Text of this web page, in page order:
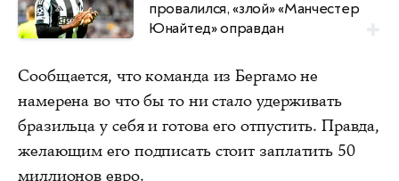
провалился, «злой» «Манчестер
Юнайтед» оправдан
Сообщается, что команда из Бергамо не
намерена во что бы то ни стало удерживать
бразильца у себя и готова его отпустить. Правда,
желающим его подписать стоит заплатить 50
миллионов евро.